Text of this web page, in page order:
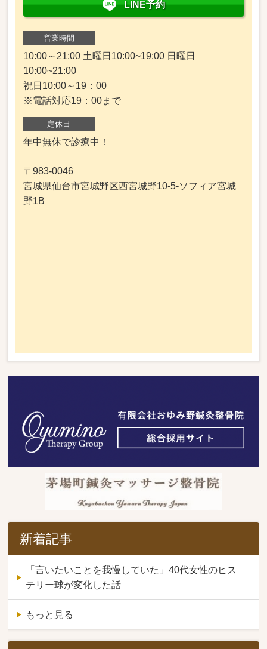
LINE予約
営業時間
10:00～21:00 土曜日10:00~19:00 日曜日
10:00~21:00
祝日10:00～19：00
※電話対応19：00まで
定休日
年中無休で診療中！
〒983-0046
宮城県仙台市宮城野区西宮城野10-5-ソフィア宮城
野1B
新着記事
「言いたいことを我慢していた」40代女性のヒス
テリー球が変化した話
もっと見る